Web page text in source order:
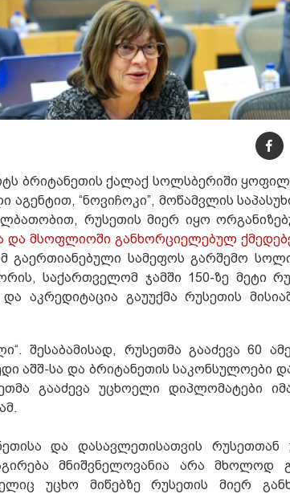
ბრიტანეთის ქალაქ სოლსბერიში
“ნოვიჩოკი”, მოწამვლის
რუსეთის მიერ იყო
და მსოფლიოში განხორციელებულ
გაერთიანებული სამეფოს გარშემო
საქართველომ ჯამში 150-ზე მეტი
აკრედიტაცია გაუუქმა რუსეთის
შესაბამისად, რუსეთმა გააძევა 60
აშშ-სა და ბრიტანეთის საკონსულოები
გააძევა უცხოელი დიპლომატები
და დასავლეთისათვის რუსეთთან
მნიშვნელოვანია არა მხოლოდ
უცხო მიწებზე რუსეთის მიერ